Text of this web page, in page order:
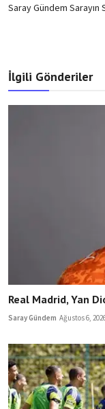
Saray Gündem Sarayın
İlgili Gönderiler
Real Madrid, Yan
Saray Gündem Ağustos 6,